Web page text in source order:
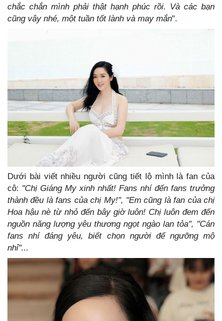
chắc chắn mình phải thật hạnh phúc rồi. Và các bạn
cũng vậy nhé, một tuần tốt lành và may mắn".
Dưới bài viết nhiều người cũng tiết lộ mình là fan của
cô: "Chị Giáng My xinh nhất! Fans nhí đến fans trưởng
thành đều là fans của chị My!", "Em cũng là fan của chị
Hoa hậu nè từ nhỏ đến bây giờ luôn! Chị luôn đem đến
nguồn năng lượng yêu thương ngọt ngào lan tỏa", "Cán
fans nhí đáng yêu, biết chọn người để ngưỡng mộ
nhỉ"...